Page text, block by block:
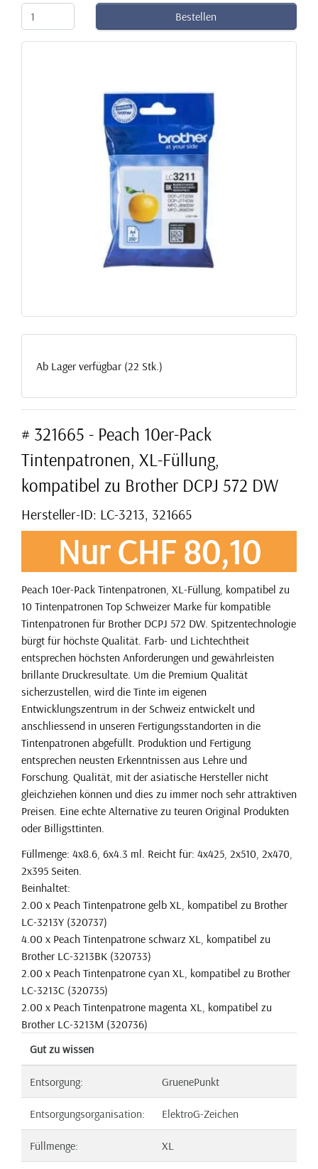
Bestellen
Ab Lager verfügbar (22 Stk.)
# 321665 - Peach 10er-Pack
Tintenpatronen, XL-Füllung,
kompatibel zu Brother DCPJ 572 DW
Hersteller-ID: LC-3213, 321665
Nur CHF 80,10
Peach 10er-Pack Tintenpatronen, XL-Füllung, kompatibel zu
10 Tintenpatronen Top Schweizer Marke für kompatible
Tintenpatronen für Brother DCPJ 572 DW. Spitzentechnologie
bürgt für höchste Qualität. Farb- und Lichtechtheit
entsprechen höchsten Anforderungen und gewährleisten
brillante Druckresultate. Um die Premium Qualität
sicherzustellen, wird die Tinte im eigenen
Entwicklungszentrum in der Schweiz entwickelt und
anschliessend in unseren Fertigungsstandorten in die
Tintenpatronen abgefüllt. Produktion und Fertigung
entsprechen neusten Erkenntnissen aus Lehre und
Forschung. Qualität, mit der asiatische Hersteller nicht
gleichziehen können und dies zu immer noch sehr attraktiven
Preisen. Eine echte Alternative zu teuren Original Produkten
oder Billigsttinten.
Füllmenge: 4x8.6, 6x4.3 ml. Reicht für: 4x425, 2x510, 2x470,
2x395 Seiten.
Beinhaltet:
2.00 x Peach Tintenpatrone gelb XL, kompatibel zu Brother
LC-3213Y (320737)
4.00 x Peach Tintenpatrone schwarz XL, kompatibel zu
Brother LC-3213BK (320733)
2.00 x Peach Tintenpatrone cyan XL, kompatibel zu Brother
LC-3213C (320735)
2.00 x Peach Tintenpatrone magenta XL, kompatibel zu
Brother LC-3213M (320736)
Gut zu wissen
Entsorgung: GruenePunkt
Entsorgungsorganisation: ElektroG-Zeichen
Füllmenge: XL